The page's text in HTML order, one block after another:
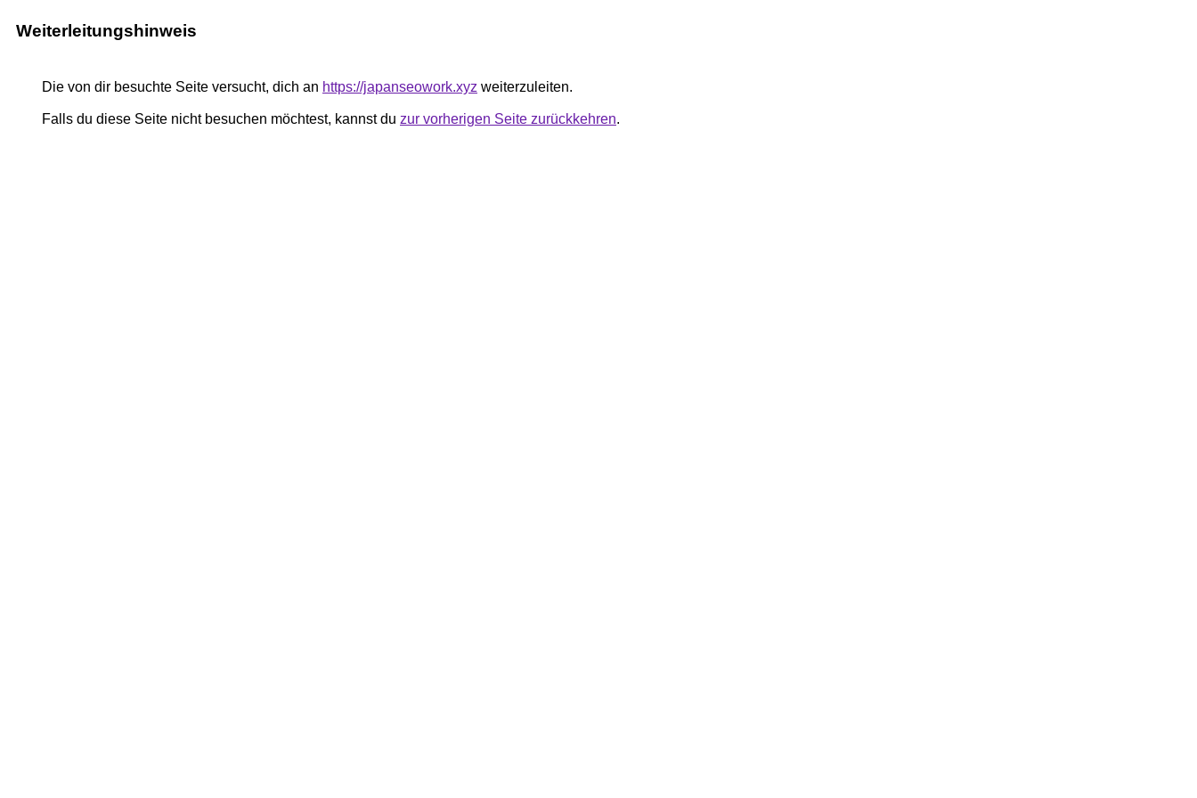
Weiterleitungshinweis
Die von dir besuchte Seite versucht, dich an https://japanseowork.xyz weiterzuleiten.
Falls du diese Seite nicht besuchen möchtest, kannst du zur vorherigen Seite zurückkehren.